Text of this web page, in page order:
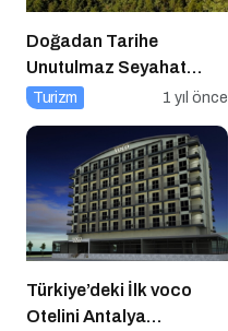
Doğadan Tarihe
Unutulmaz Seyahat
Önerileri
Turizm 1 yıl önce
Türkiye’deki İlk voco
Otelini Antalya